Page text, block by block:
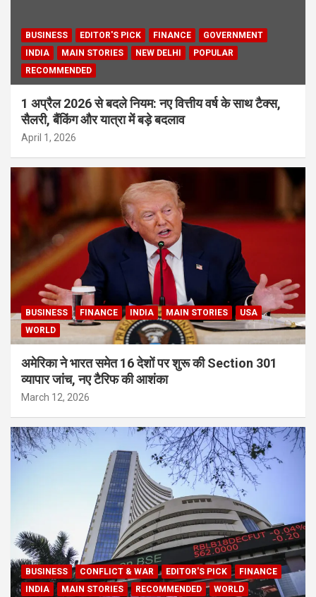
BUSINESS EDITOR'S PICK FINANCE
GOVERNMENT
INDIA
MAIN STORIES NEW DELHI
POPULAR
RECOMMENDED
1 अप्रैल 2026 से बदले नियम: नए वित्तीय वर्ष के साथ टैक्स,
सैलरी, बैंकिंग और यात्रा में बड़े बदलाव
April 1, 2026
BUSINESS FINANCE INDIA MAIN STORIES
USA
WORLD
अमेरिका ने भारत समेत 16 देशों पर शुरू की Section 301
व्यापार जांच, नए टैरिफ की आशंका
March 12, 2026
BUSINESS CONFLICT & WAR EDITOR'S PICK
FINANCE
INDIA
MAIN STORIES RECOMMENDED WORLD